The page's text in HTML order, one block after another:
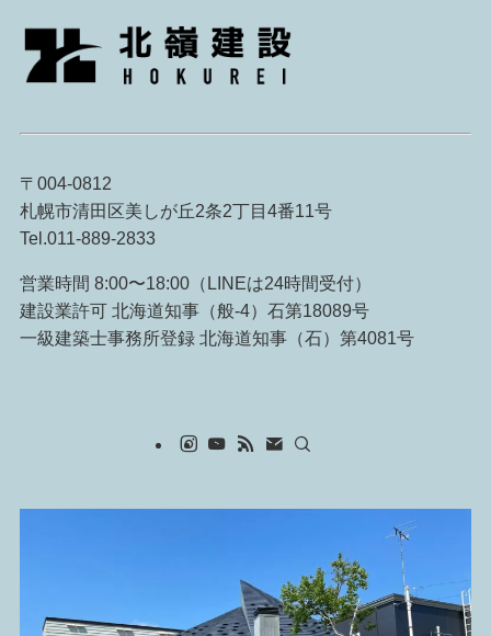
〒004-0812
札幌市清田区美しが丘2条2丁目4番11号
Tel.011-889-2833
営業時間 8:00〜18:00（LINEは24時間受付）
建設業許可 北海道知事（般-4）石第18089号
一級建築士事務所登録 北海道知事（石）第4081号